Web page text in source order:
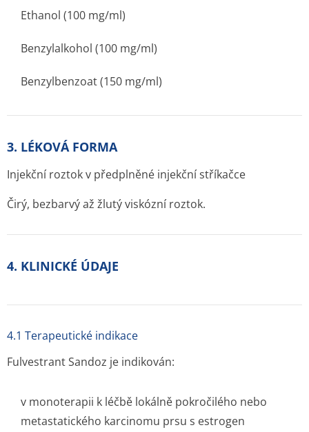
Ethanol (100 mg/ml)
Benzylalkohol (100 mg/ml)
Benzylbenzoat (150 mg/ml)
3. LÉKOVÁ FORMA
Injekční roztok v předplněné injekční stříkačce
Čirý, bezbarvý až žlutý viskózní roztok.
4. KLINICKÉ ÚDAJE
4.1 Terapeutické indikace
Fulvestrant Sandoz je indikován:
v monoterapii k léčbě lokálně pokročilého nebo
metastatického karcinomu prsu s estrogen